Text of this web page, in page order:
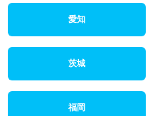
愛知
茨城
福岡